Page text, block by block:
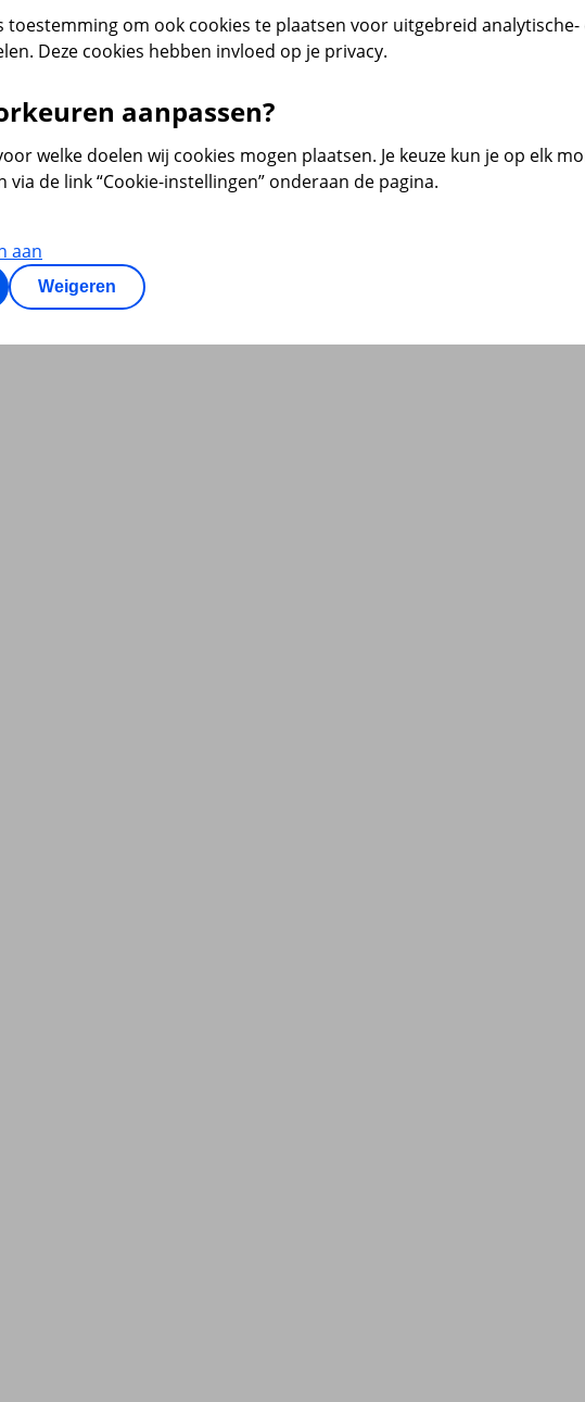
toestemming om ook cookies te plaatsen voor uitgebreid
Deze cookies hebben invloed op je privacy.
aanpassen?
welke doelen wij cookies mogen plaatsen. Je keuze kun je op elk
de link “Cookie-instellingen” onderaan de pagina.
aan
Weigeren